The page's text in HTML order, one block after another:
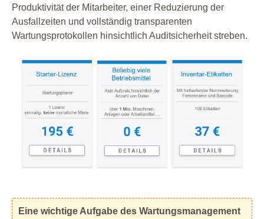
Produktivität der Mitarbeiter, einer Reduzierung der
Ausfallzeiten und vollständig transparenten
Wartungsprotokollen hinsichtlich Auditsicherheit streben.
Eine wichtige Aufgabe des Wartungsmanagement